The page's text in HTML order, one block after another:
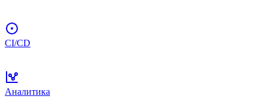
CI/CD
Аналитика